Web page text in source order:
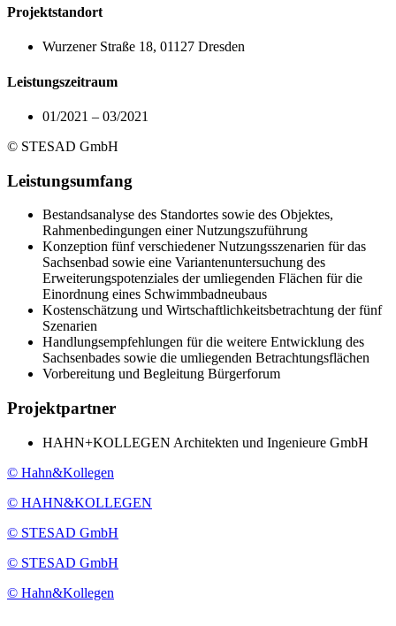
Projektstandort
Wurzener Straße 18, 01127 Dresden
Leistungszeitraum
01/2021 – 03/2021
© STESAD GmbH
Leistungsumfang
Bestandsanalyse des Standortes sowie des Objektes,
Rahmenbedingungen einer Nutzungszuführung
Konzeption fünf verschiedener Nutzungsszenarien für das
Sachsenbad sowie eine Variantenuntersuchung des
Erweiterungspotenziales der umliegenden Flächen für die
Einordnung eines Schwimmbadneubaus
Kostenschätzung und Wirtschaftlichkeitsbetrachtung der fünf
Szenarien
Handlungsempfehlungen für die weitere Entwicklung des
Sachsenbades sowie die umliegenden Betrachtungsflächen
Vorbereitung und Begleitung Bürgerforum
Projektpartner
HAHN+KOLLEGEN Architekten und Ingenieure GmbH
© Hahn&Kollegen
© HAHN&KOLLEGEN
© STESAD GmbH
© STESAD GmbH
© Hahn&Kollegen